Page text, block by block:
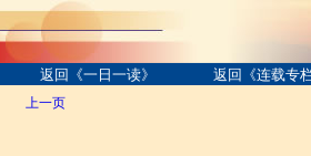
返回《一日一读》 返回《连载专栏
上一页